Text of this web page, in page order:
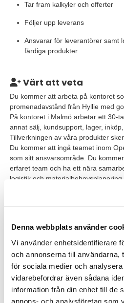
Denna webbplats använder
Vi använder enhetsidentifierare
och annonserna till användarna,
för sociala medier och
vidarebefordrar även sådana
information från din enhet till de
annons- och analysföretag som
Tar fram kalkyler och offerter
Följer upp leverans
Ansvarar för leverantörer samt
färdiga produkter
Värt att veta
Du kommer att arbeta på kontoret
promenadavstånd från Hyllie med
På kontoret i Malmö arbetar ett 30-
annat sälj, kundsupport, lager,
Tillverkningen av våra produkter
Du kommer att ingå teamet inom
som sitt ansvarsområde. Du
erfaret team och ha ett nära
logistik och
en gedigen introduktion samt en
roll. Rollen kan komma att innefatta
Vi ser gärna att du har några års
Du har en gymnasieutbildning med
inom el/automation. Det är
eftergymnasial utbildning med
intresse för teknik. Du är även
att fixa det sista med skruvdragaren.